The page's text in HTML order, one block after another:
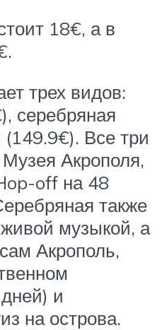
18€, а в
трех видов:
серебряная
(149.9€). Все три
Акрополя,
off на 48
также
музыкой, а
Акрополь,
и
на острова.